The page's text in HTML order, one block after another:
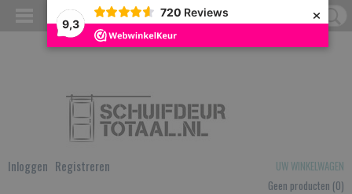
9,3
720 Reviews ×
Inloggen Registreren
UW WINKELWAGEN
Geen producten (0)